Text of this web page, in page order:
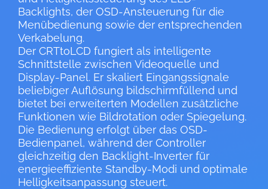
Backlights, der OSD-Ansteuerung für die
Menübedienung sowie der entsprechenden
Verkabelung.
Der CRTtoLCD fungiert als intelligente
Schnittstelle zwischen Videoquelle und
Display-Panel. Er skaliert Eingangssignale
beliebiger Auflösung bildschirmfüllend und
bietet bei erweiterten Modellen zusätzliche
Funktionen wie Bildrotation oder Spiegelung.
Die Bedienung erfolgt über das OSD-
Bedienpanel, während der Controller
gleichzeitig den Backlight-Inverter für
energieeffiziente Standby-Modi und optimale
Helligkeitsanpassung steuert.